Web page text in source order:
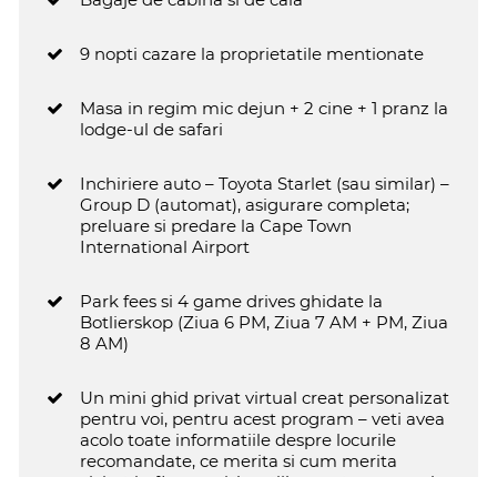
9 nopti cazare la proprietatile mentionate
Masa in regim mic dejun + 2 cine + 1 pranz la
lodge-ul de safari
Inchiriere auto – Toyota Starlet (sau similar) –
Group D (automat), asigurare completa;
preluare si predare la Cape Town
International Airport
Park fees si 4 game drives ghidate la
Botlierskop (Ziua 6 PM, Ziua 7 AM + PM, Ziua
8 AM)
Un mini ghid privat virtual creat personalizat
pentru voi, pentru acest program – veti avea
acolo toate informatiile despre locurile
recomandate, ce merita si cum merita